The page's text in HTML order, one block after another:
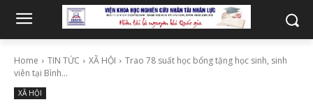
Home TIN TỨC XÃ HỘI
Trao 78 suất học bổng tặng học sinh, sinh
viên tại Bình...
XÃ HỘI